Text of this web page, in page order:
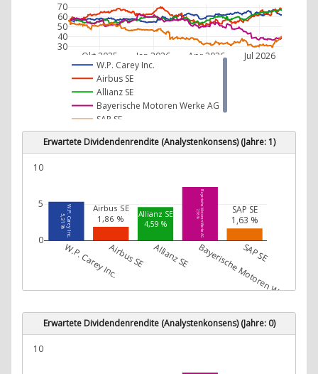
Okt 2025 Jan 2026 Apr 2026 Jul 2026
30
40
50
60
70
W.P. Carey Inc.
Airbus SE
Allianz SE
Bayerische Motoren Werke AG
SAP SE
Erwartete Dividendenrendite (Analystenkonsens) (Jahre: 1)
W.P. Carey Inc.
5,31 %
Airbus SE
1,86 % Allianz SE
4,59 % Bayerische Motoren Werke AG
7,36 % SAP SE
1,63 %
W.P. Carey Inc.Airbus SE Allianz SE Bayerische Motoren Werke AG
SAP SE
0
5
10
Erwartete Dividendenrendite (Analystenkonsens) (Jahre: 0)
10